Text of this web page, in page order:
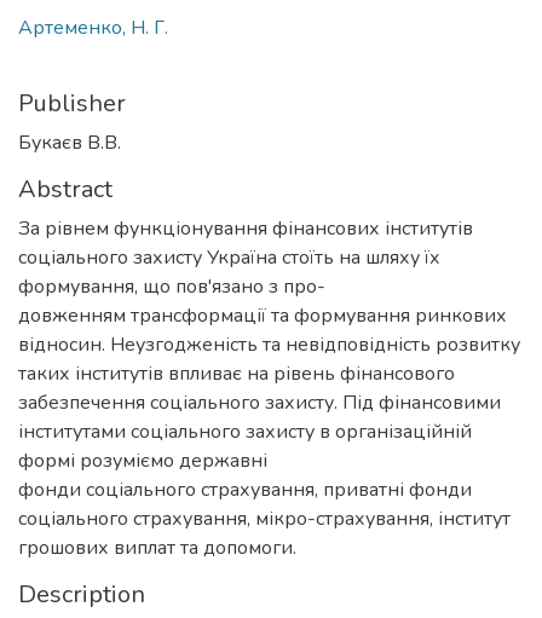
Артеменко, Н. Г.
Publisher
Букаєв В.В.
Abstract
За рівнем функціонування фінансових інститутів
соціального захисту Україна стоїть на шляху їх
формування, що пов'язано з про-
довженням трансформації та формування ринкових
відносин. Неузгодженість та невідповідність розвитку
таких інститутів впливає на рівень фінансового
забезпечення соціального захисту. Під фінансовими
інститутами соціального захисту в організаційній
формі розуміємо державні
фонди соціального страхування, приватні фонди
соціального страхування, мікро-страхування, інститут
грошових виплат та допомоги.
Description